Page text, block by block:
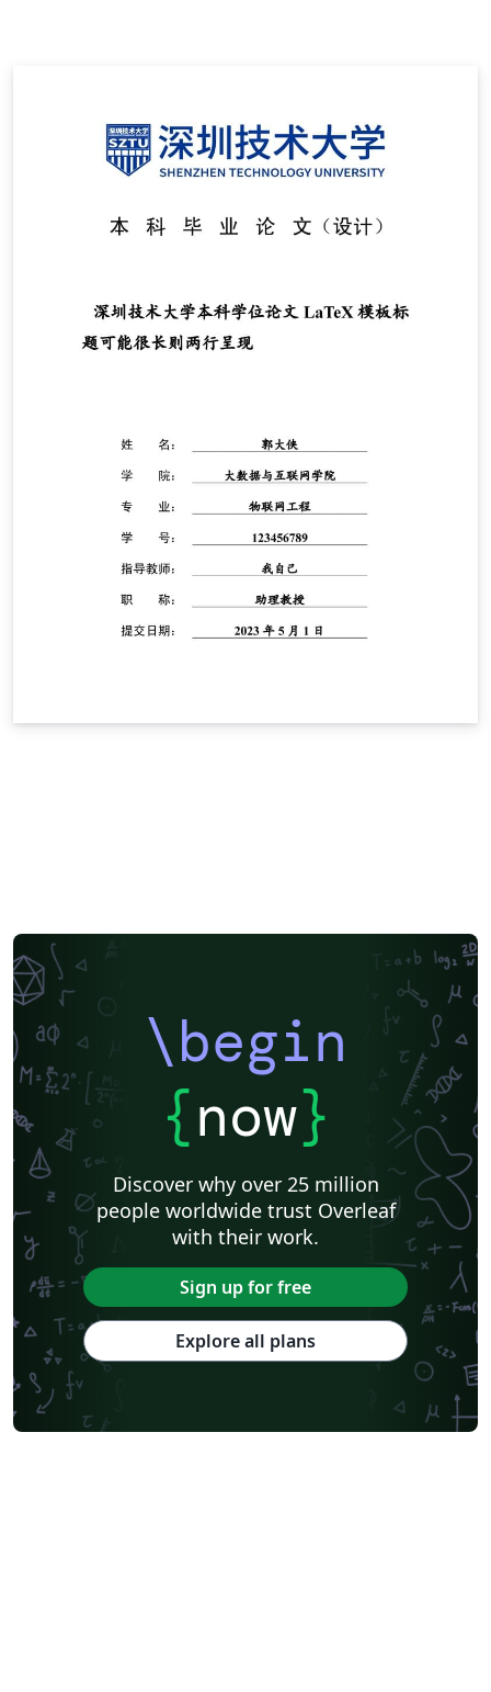
\begin
{now}
Discover why over 25 million
people worldwide trust Overleaf
with their work.
Sign up for free
Explore all plans